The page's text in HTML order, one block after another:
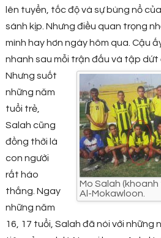
lên tuyển, tốc độ và sự bùng nổ
sánh kịp. Nhưng điều quan trọng
mình hay hơn ngày hôm qua. Cậu
nhanh sau mỗi trận đấu và tập dứt
Mo Salah
Al-Mokawloon.
Nhưng suốt
những năm
tuổi trẻ,
Salah cũng
đồng thời là
con người
rất háo
thắng. Ngay
những năm
16, 17 tuổi, Salah đã nói với những